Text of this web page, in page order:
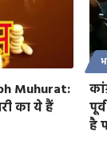
Muhurat:
का ये हैं
है